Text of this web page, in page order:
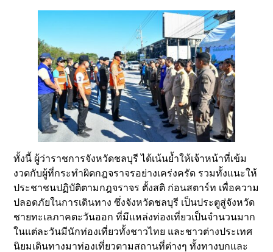
ทั้งนี้ ผู้ว่าราชการจังหวัดชลบุรี ได้เน้นย้ำให้เจ้าหน้าที่เข้ม
งวดกับผู้ที่กระทำผิดกฎจราจรอย่างเคร่งครัด รวมทั้งแนะให้
ประชาชนปฏิบัติตามกฎจราจร ตั้งสติ ก่อนสตาร์ท เพื่อความ
ปลอดภัยในการเดินทาง ซึ่งจังหวัดชลบุรี เป็นประตูสู่จังหวัด
ชายทะเลภาคตะวันออก ที่มีแหล่งท่องเที่ยวเป็นจำนวนมาก
ในแต่ละวันมีนักท่องเที่ยวทั้งชาวไทย และชาวต่างประเทศ
นิยมเดินทางมาท่องเที่ยวตามสถานที่ต่างๆ ทั้งทางบกและ